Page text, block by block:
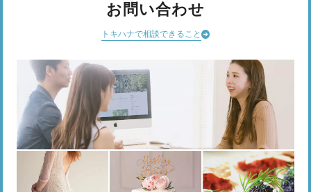
お問い合わせ
トキハナで相談できること